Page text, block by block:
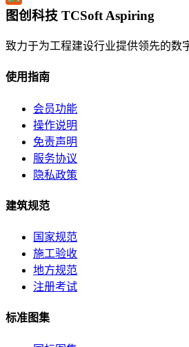
图创科技 TCSoft Aspiring
致力于为工程建设行业提供领先的数
使用指南
会员功能
操作说明
免责声明
服务协议
隐私政策
建筑规范
国家规范
施工验收
地方规范
注册考试
标准图集